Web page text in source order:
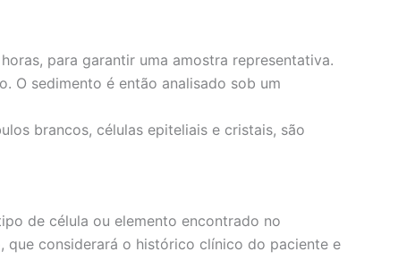
para garantir uma amostra representativa.
O sedimento é então analisado sob um
brancos, células epiteliais e cristais, são
de célula ou elemento encontrado no
considerará o histórico clínico do paciente e